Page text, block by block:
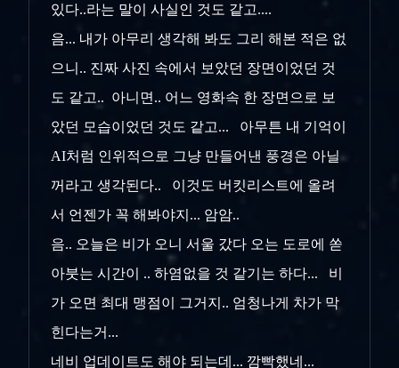
있다..라는 말이 사실인 것도 같고....
음... 내가 아무리 생각해 봐도 그리 해본 적은 없
으니.. 진짜 사진 속에서 보았던 장면이었던 것
도 같고.. 아니면.. 어느 영화속 한 장면으로 보
았던 모습이었던 것도 같고... 아무튼 내 기억이
AI처럼 인위적으로 그냥 만들어낸 풍경은 아닐
꺼라고 생각된다.. 이것도 버킷리스트에 올려
서 언젠가 꼭 해봐야지... 암암..
음.. 오늘은 비가 오니 서울 갔다 오는 도로에 쏟
아붓는 시간이 .. 하염없을 것 같기는 하다... 비
가 오면 최대 맹점이 그거지.. 엄청나게 차가 막
힌다는거...
네비 업데이트도 해야 되는데... 깜빡했네...